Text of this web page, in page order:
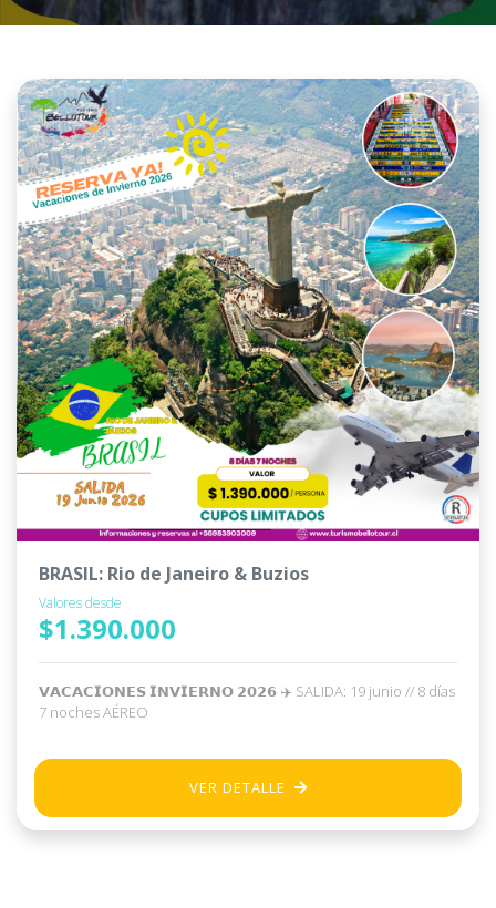
BRASIL: Rio de Janeiro & Buzios
Valores desde
$1.390.000
𝗩𝗔𝗖𝗔𝗖𝗜𝗢𝗡𝗘𝗦 𝗜𝗡𝗩𝗜𝗘𝗥𝗡𝗢 𝟮𝟬𝟮𝟲 ✈️ SALIDA: 19 junio // 8 días
7 noches AÉREO
VER DETALLE